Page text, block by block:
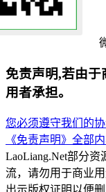
免责声明,若由于
用者承担。
您必须遵守我们的
《免责声明》全部
LaoLiang.Net部分
流，请勿用于商业
出示版权证明以便